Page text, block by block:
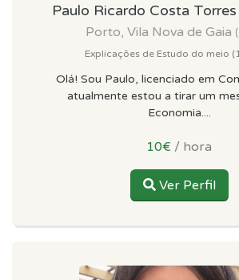
Paulo Ricardo Costa Torres
Porto, Vila Nova de Gaia
Explicações de Estudo do meio
Olá! Sou Paulo, licenciado em
atualmente estou a tirar um
Economia....
10€ / hora
Ver Perfil